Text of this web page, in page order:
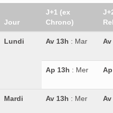
Jour
J+1 (ex
Chrono)
Lundi Av 13h : Mar
Ap 13h : Mer
Mardi Av 13h : Mer